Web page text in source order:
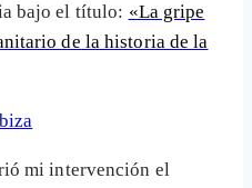
bajo el título: «La gripe
de la historia de la
mi intervención el